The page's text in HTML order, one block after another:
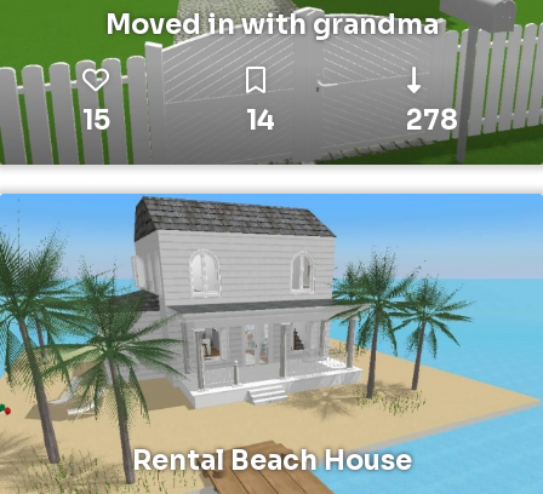
Moved in with grandma
15 14 278
Rental Beach House